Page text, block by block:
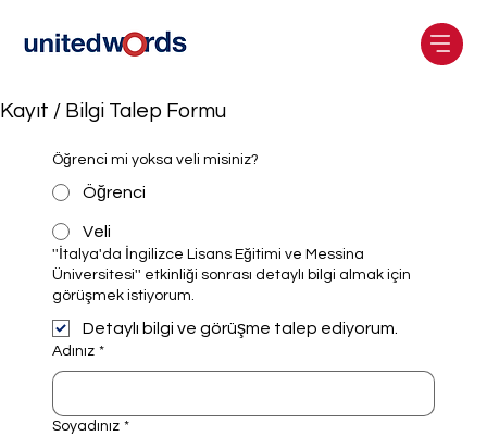
Öğrenci mi yoksa veli misiniz?
Öğrenci
Veli
''İtalya'da İngilizce Lisans Eğitimi ve Messina
Üniversitesi'' etkinliği sonrası detaylı bilgi almak için
görüşmek istiyorum.
Detaylı bilgi ve görüşme talep ediyorum.
Adınız *
Soyadınız *
Kayıt / Bilgi Talep Formu